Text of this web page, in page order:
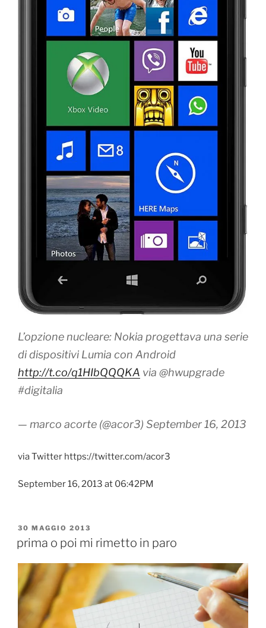
L’opzione nucleare: Nokia progettava una serie
di dispositivi Lumia con Android
http://t.co/q1HIbQQQKA via @hwupgrade
#digitalia
— marco acorte (@acor3) September 16, 2013
via Twitter https://twitter.com/acor3
September 16, 2013 at 06:42PM
PUBBLICATO
30 MAGGIO 2013
prima o poi mi rimetto in paro